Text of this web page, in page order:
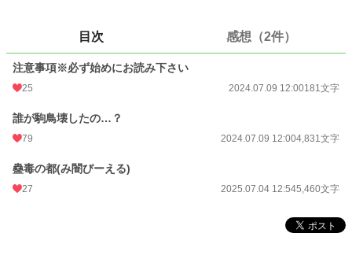
年間ポイント 9,138 pt (33,099 位)
目次 感想（2件）
注意事項※必ず始めにお読み下さい
25 2024.07.09 12:00181文字
誰が駒鳥壊したの…？
79 2024.07.09 12:004,831文字
蠱毒の都(み闇びーえる)
27 2025.07.04 12:545,460文字